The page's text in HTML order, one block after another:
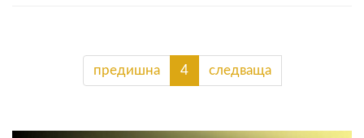
предишна 4 следваща